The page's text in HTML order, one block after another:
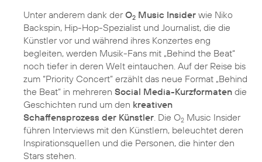
Unter anderem dank derO2 Music Insider wie Niko
Backspin, Hip-Hop-Spezialist und Journalist, die die
Künstler vor und während ihres Konzertes eng
begleiten, werden Musik-Fans mit „Behind the Beat“
noch tiefer in deren Welt eintauchen. Auf der Reise bis
zum “Priority Concert” erzählt das neue Format „Behind
the Beat“ in mehreren Social Media-Kurzformaten die
Geschichten rund um den kreativen
Schaffensprozess der Künstler . Die O2 Music Insider
führen Interviews mit den Künstlern, beleuchtet deren
Inspirationsquellen und die Personen, die hinter den
Stars stehen.